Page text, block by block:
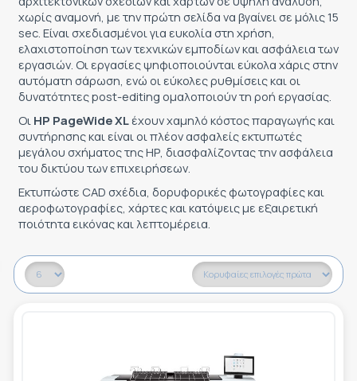
ΕΡΓΑΛΕΊΑ - ΑΞΕΣΟΥΆΡ
ΒΟΗΘΗΤΙΚΌΣ ΕΞΟΠΛΙΣΜΌΣ
ΚΑΤΑ ΠΑΡΑΓΓΕΛΊΑ
ΜΕΤΑΧΕΙΡΙΣΜΈΝΑ
ΕΤΙΚΈΤΑ - ΕΎΚΑΜΠΤΗ ΣΥΣΚΕΥΑΣΊΑ
ΤΕΧΝΙΚΆ ΣΧΈΔΙΑ
χωρίς αναμονή, με την πρώτη σελίδα να βγαίνει σε μόλις 15
sec. Είναι σχεδιασμένοι για ευκολία στη χρήση,
ελαχιστοποίηση των τεχνικών εμποδίων και ασφάλεια των
εργασιών. Οι εργασίες ψηφιοποιούνται εύκολα χάρις στην
αυτόματη σάρωση, ενώ οι εύκολες ρυθμίσεις και οι
δυνατότητες post-editing ομαλοποιούν τη ροή εργασίας.
Οι HP PageWide XLέχουν χαμηλό κόστος παραγωγής και
συντήρησης και είναι οι πλέον ασφαλείς εκτυπωτές
μεγάλου σχήματος της ΗΡ, διασφαλίζοντας την ασφάλεια
του δικτύου των επιχειρήσεων.
Εκτυπώστε CAD σχέδια, δορυφορικές φωτογραφίες και
αεροφωτογραφίες, χάρτες και κατόψεις με εξαιρετική
ποιότητα εικόνας και λεπτομέρεια.